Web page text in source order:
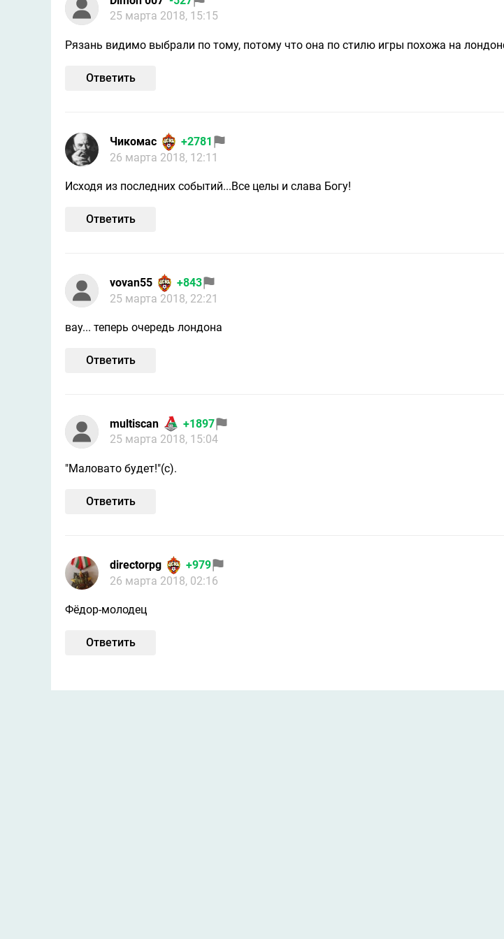
25 марта 2018, 15:15
Рязань видимо выбрали по тому, потому что она по стилю игры похожа на
Ответить
Чикомас
+2781
26 марта 2018, 12:11
Исходя из последних событий...Все целы и слава Богу!
Ответить
vovan55
+843
25 марта 2018, 22:21
вау... теперь очередь лондона
Ответить
multiscan
+1897
25 марта 2018, 15:04
"Маловато будет!"(с).
Ответить
directorpg
+979
26 марта 2018, 02:16
Фёдор-молодец
Ответить